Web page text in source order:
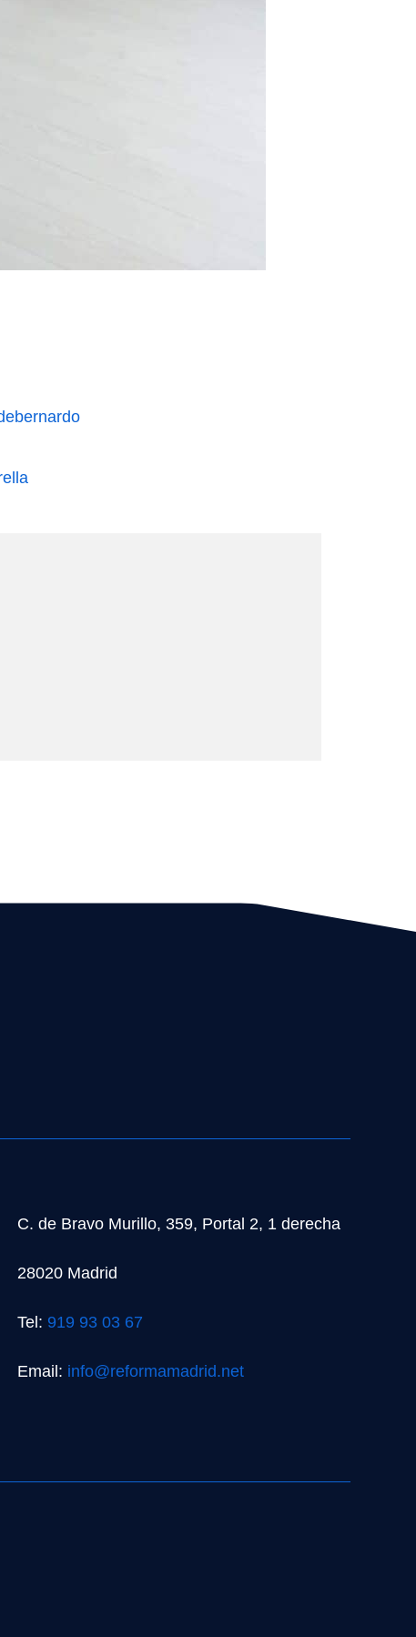
C. de Bravo Murillo, 359, Portal 2, 1 derecha
28020 Madrid
Tel: 919 93 03 67
Email: info@reformamadrid.net